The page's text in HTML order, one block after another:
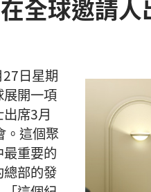
全球邀請
日星期
開一項
席3月
。這個聚
重要的
部的發